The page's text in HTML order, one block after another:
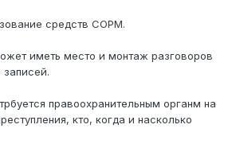
средств СОРМ.
иметь место и монтаж разговоров
записей.
правоохранительным органм на
кто, когда и насколько